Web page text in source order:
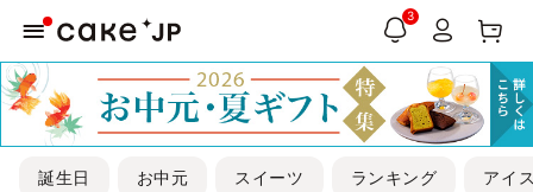
3
誕生日 お中元 スイーツ ランキング アイ